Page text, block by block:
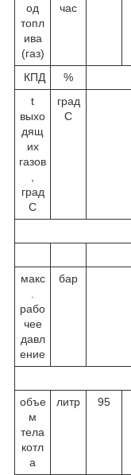
од
топл
ива
(газ)
час
КПД %
t
выхо
дящ
их
газов
град
С
град
С
макс
рабо
чее
давл
ение
бар
объе
м
тела
котл
а
литр 95